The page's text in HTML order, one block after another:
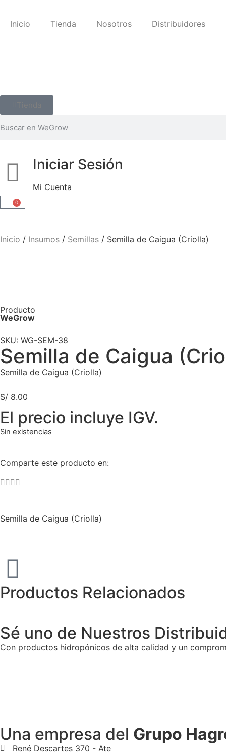
Inicio Tienda Nosotros Distribuidores
Iniciar Sesión
Mi Cuenta
0
Inicio / Insumos / Semillas / Semilla de Caigua (Criolla)
Producto
WeGrow
SKU: WG-SEM-38
Semilla de Caigua
Semilla de Caigua (Criolla)
S/ 8.00
El precio incluye IGV.
Sin existencias
Comparte este producto en:
Semilla de Caigua (Criolla)
Productos Relacionados
Sé uno de Nuestros
Con productos hidropónicos de alta calidad y un
Una empresa del Grupo
René Descartes 370 - Ate